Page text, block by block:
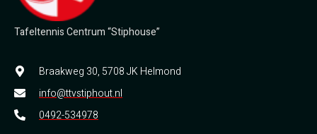
Tafeltennis Centrum “Stiphouse”
Braakweg 30, 5708 JK Helmond
info@ttvstiphout.nl
0492-534978